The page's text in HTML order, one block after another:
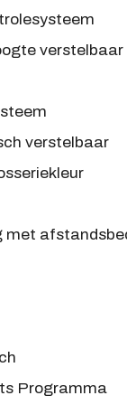
verstelbaar
verstelbaar
met
Programma